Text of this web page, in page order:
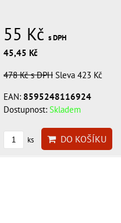
55 Kčs DPH
45,45 Kč
478 Kčs DPH Sleva 423 Kč
EAN: 8595248116924
Dostupnost:Skladem
ks DO KOŠÍKU